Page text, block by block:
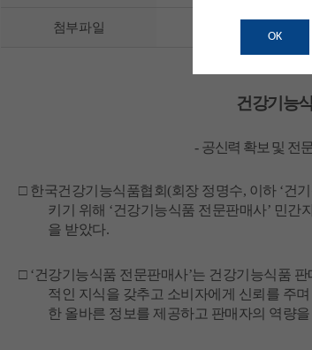
첨부파일
건강기능
- 공신력 확보 및 전
□ 한국건강기능식품협회 (회장 정명수, 이하‘건
키기
위해 ‘건강기능식품 전문판매사’ 민간
을 받았다.
□ ‘건강기능식품 전문판매사’는 건강기능식품 판
적인 지식을 갖추고 소비자에게 신뢰를 주며
한 올바른 정보를 제공하고 판매자의 역량을
OK